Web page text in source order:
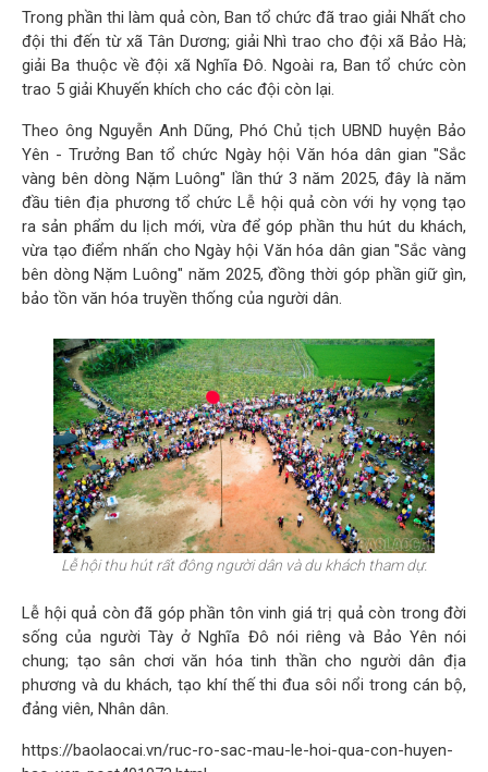
Trong phần thi làm quả còn, Ban tổ chức đã trao giải Nhất cho
đội thi đến từ xã Tân Dương; giải Nhì trao cho đội xã Bảo Hà;
giải Ba thuộc về đội xã Nghĩa Đô. Ngoài ra, Ban tổ chức còn
trao 5 giải Khuyến khích cho các đội còn lại.
Theo ông Nguyễn Anh Dũng, Phó Chủ tịch UBND huyện Bảo
Yên - Trưởng Ban tổ chức Ngày hội Văn hóa dân gian "Sắc
vàng bên dòng Nặm Luông" lần thứ 3 năm 2025, đây là năm
đầu tiên địa phương tổ chức Lễ hội quả còn với hy vọng tạo
ra sản phẩm du lịch mới, vừa để góp phần thu hút du khách,
vừa tạo điểm nhấn cho Ngày hội Văn hóa dân gian "Sắc vàng
bên dòng Nặm Luông" năm 2025, đồng thời góp phần giữ gìn,
bảo tồn văn hóa truyền thống của người dân.
Lễ hội thu hút rất đông người dân và du khách tham dự.
Lễ hội quả còn đã góp phần tôn vinh giá trị quả còn trong đời
sống của người Tày ở Nghĩa Đô nói riêng và Bảo Yên nói
chung; tạo sân chơi văn hóa tinh thần cho người dân địa
phương và du khách, tạo khí thế thi đua sôi nổi trong cán bộ,
đảng viên, Nhân dân.
https://baolaocai.vn/ruc-ro-sac-mau-le-hoi-qua-con-huyen-